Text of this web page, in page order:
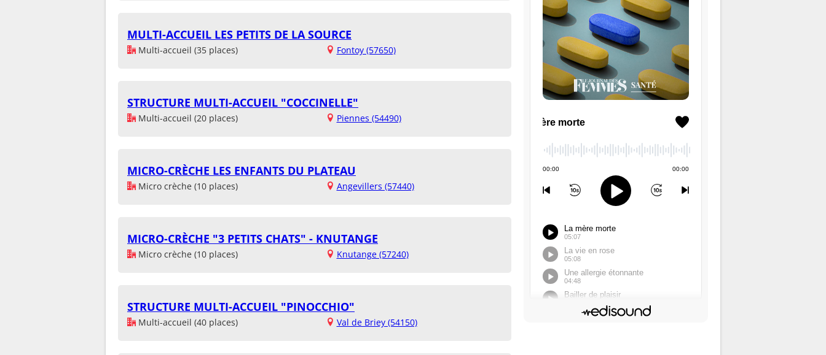
MULTI-ACCUEIL LES PETITS DE LA SOURCE
Multi-accueil (35 places) Fontoy (57650)
STRUCTURE MULTI-ACCUEIL "COCCINELLE"
Multi-accueil (20 places) Piennes (54490)
MICRO-CRÈCHE LES ENFANTS DU PLATEAU
Micro crèche (10 places) Angevillers (57440)
MICRO-CRÈCHE "3 PETITS CHATS" - KNUTANGE
Micro crèche (10 places) Knutange (57240)
STRUCTURE MULTI-ACCUEIL "PINOCCHIO"
Multi-accueil (40 places) Val de Briey (54150)